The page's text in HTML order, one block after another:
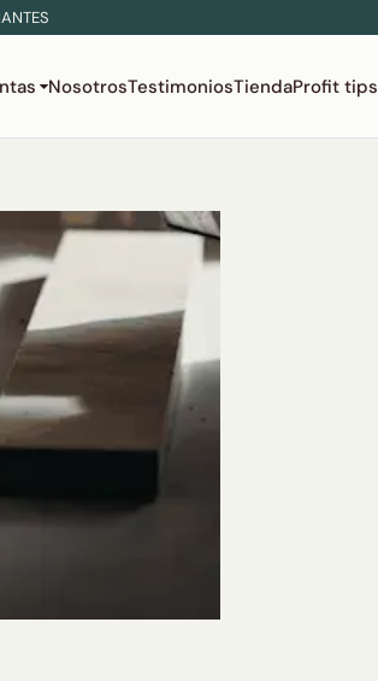
NosotrosTestimoniosTiendaProfit tips